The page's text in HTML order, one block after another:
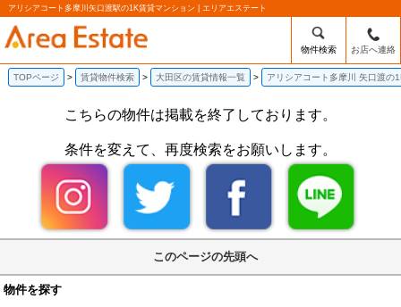
アリシアコート多摩川矢口渡駅の1K賃貸マンション | エリアエステート
物件検索 お店へ連絡
TOPページ 賃貸物件検索 大田区の賃貸情報一覧 アリシアコート多摩川 矢口渡の
こちらの物件は掲載を終了しております。
条件を変えて、再度検索をお願いします。
このページの先頭へ
物件を探す